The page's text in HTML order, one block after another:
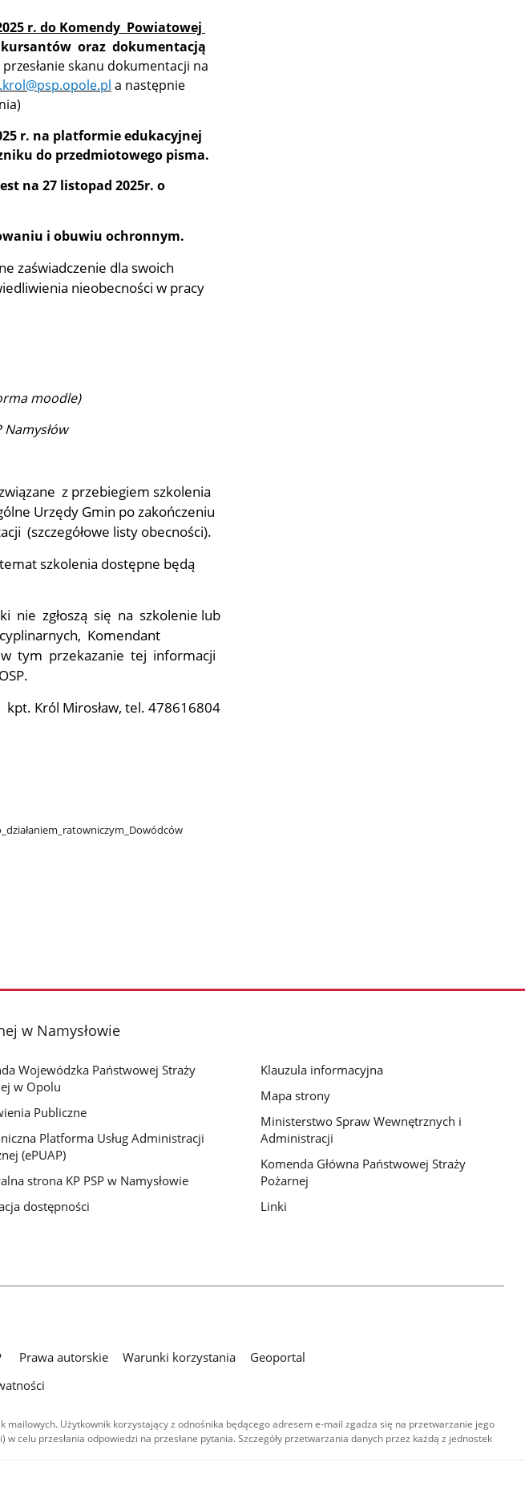
r. do Komendy Powiatowej
oraz dokumentacją
skanu dokumentacji na
a następnie
r. na platformie edukacyjnej
do przedmiotowego pisma.
na 27 listopad 2025r. o
i obuwiu ochronnym.
zaświadczenie dla swoich
nieobecności w pracy
moodle)
Namysłów
z przebiegiem szkolenia
Urzędy Gmin po zakończeniu
(szczegółowe listy obecności).
szkolenia dostępne będą
nie zgłoszą się na szkolenie lub
Komendant
w tym przekazanie tej informacji
Król Mirosław, tel. 478616804
w Namysłowie
Wojewódzka Państwowej Straży
w Opolu
Publiczne
Platforma Usług Administracji
(ePUAP)
strona KP PSP w Namysłowie
dostępności
Klauzula informacyjna
Mapa strony
Ministerstwo Spraw Wewnętrznych i
Administracji
Komenda Główna Państwowej Straży
Pożarnej
Linki
Prawa autorskie Warunki korzystania
Geoportal
Użytkownik korzystający z odnośnika będącego adresem e-mail zgadza się na przetwarzanie jego
celu przesłania odpowiedzi na przesłane pytania. Szczegóły przetwarzania danych przez każdą z jednostek
audiowizualnych), są